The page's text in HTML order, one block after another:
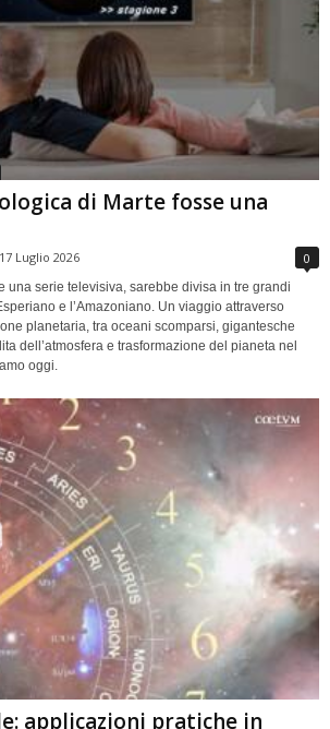
di Marte fosse una
17 Luglio 2026 0
una serie televisiva, sarebbe divisa in tre grandi
e l’Amazoniano. Un viaggio attraverso
planetaria, tra oceani scomparsi, gigantesche
dell’atmosfera e trasformazione del pianeta nel
oggi.
applicazioni pratiche in